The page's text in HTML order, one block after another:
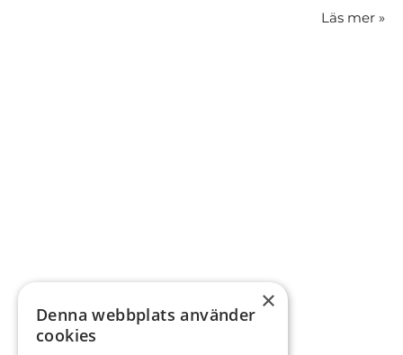
Läs mer »
×
Denna webbplats använder
cookies